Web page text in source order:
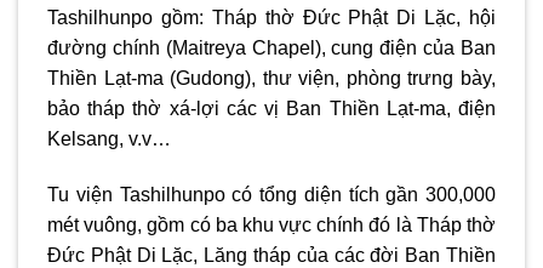
Tashilhunpo gồm: Tháp thờ Đức Phật Di Lặc, hội
đường chính (Maitreya Chapel), cung điện của Ban
Thiền Lạt-ma (Gudong), thư viện, phòng trưng bày,
bảo tháp thờ xá-lợi các vị Ban Thiền Lạt-ma, điện
Kelsang, v.v…
Tu viện Tashilhunpo có tổng diện tích gần 300,000
mét vuông, gồm có ba khu vực chính đó là Tháp thờ
Đức Phật Di Lặc, Lăng tháp của các đời Ban Thiền